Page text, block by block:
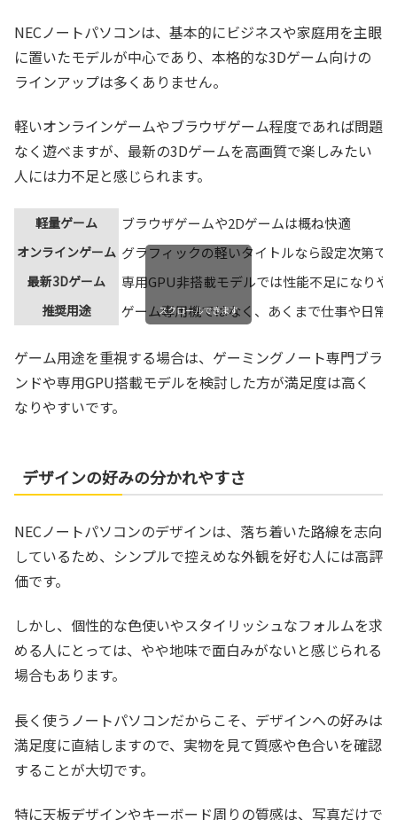
NECノートパソコンは、基本的にビジネスや家庭用を主眼
に置いたモデルが中心であり、本格的な3Dゲーム向けの
ラインアップは多くありません。
軽いオンラインゲームやブラウザゲーム程度であれば問題
なく遊べますが、最新の3Dゲームを高画質で楽しみたい
人には力不足と感じられます。
軽量ゲーム ブラウザゲームや2Dゲームは概ね快適
オンラインゲーム グラフィックの軽いタイトルなら設定次第で
最新3Dゲーム 専用GPU非搭載モデルでは性能不足になりや
推奨用途 ゲーム専用機ではなく、あくまで仕事や日常
スクロールできます
ゲーム用途を重視する場合は、ゲーミングノート専門ブラ
ンドや専用GPU搭載モデルを検討した方が満足度は高く
なりやすいです。
デザインの好みの分かれやすさ
NECノートパソコンのデザインは、落ち着いた路線を志向
しているため、シンプルで控えめな外観を好む人には高評
価です。
しかし、個性的な色使いやスタイリッシュなフォルムを求
める人にとっては、やや地味で面白みがないと感じられる
場合もあります。
長く使うノートパソコンだからこそ、デザインへの好みは
満足度に直結しますので、実物を見て質感や色合いを確認
することが大切です。
特に天板デザインやキーボード周りの質感は、写真だけで